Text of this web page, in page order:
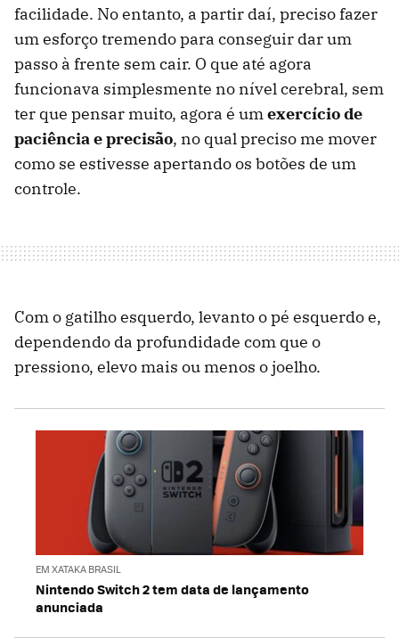
facilidade. No entanto, a partir daí, preciso fazer
um esforço tremendo para conseguir dar um
passo à frente sem cair. O que até agora
funcionava simplesmente no nível cerebral, sem
ter que pensar muito, agora é umexercício de
paciência e precisão, no qual preciso me mover
como se estivesse apertando os botões de um
controle.
Com o gatilho esquerdo, levanto o pé esquerdo e,
dependendo da profundidade com que o
pressiono, elevo mais ou menos o joelho.
EM XATAKA BRASIL
Nintendo Switch 2 tem data de lançamento
anunciada